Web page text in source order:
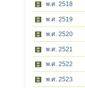
พ.ศ. 2518
พ.ศ. 2519
พ.ศ. 2520
พ.ศ. 2521
พ.ศ. 2522
พ.ศ. 2523